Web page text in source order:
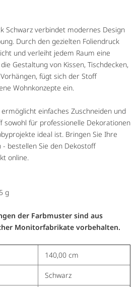
Schwarz verbindet modernes Design
Durch den gezielten Foliendruck
und verleiht jedem Raum eine
Gestaltung von Kissen, Tischdecken,
fügt sich der Stoff
Wohnkonzepte ein.
einfaches Zuschneiden und
sowohl für professionelle Dekorationen
ideal ist. Bringen Sie Ihre
bestellen Sie den Dekostoff
online.
g
der Farbmuster sind aus
Monitorfabrikate vorbehalten.
140,00 cm
Schwarz